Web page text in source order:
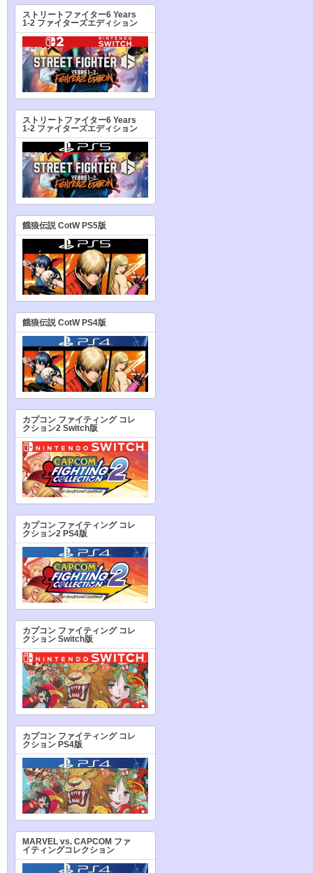
ストリートファイター6 Years
1-2 ファイターズエディション
ストリートファイター6 Years
1-2 ファイターズエディション
餓狼伝説 CotW PS5版
餓狼伝説 CotW PS4版
カプコン ファイティング コレ
クション2 Switch版
カプコン ファイティング コレ
クション2 PS4版
カプコン ファイティング コレ
クション Switch版
カプコン ファイティング コレ
クション PS4版
MARVEL vs. CAPCOM ファ
イティングコレクション